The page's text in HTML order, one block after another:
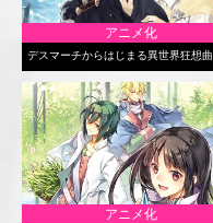
アニメ化
デスマーチからはじまる異世界狂想曲
アニメ化